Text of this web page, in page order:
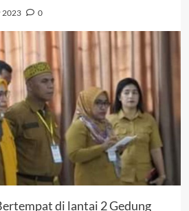
2023 0
di lantai 2 Gedung